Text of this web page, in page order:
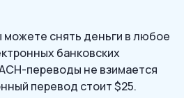
можете снять деньги в любое
банковских
переводы не взимается
перевод стоит $25.